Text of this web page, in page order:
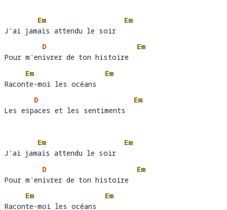
J'ai jam
Em
ais attendu le soir
Em
J'ai jamais attendu le soir
Pour m'en
D
ivrer de ton histoire
Em
Pour m'enivrer de ton histoire
Racon
Em
te-moi les océans
Em
Raconte-moi les océans
Les esp
D
aces et les sentiments
Em
Les espaces et les sentiments
J'ai jam
Em
ais attendu le soir
Em
J'ai jamais attendu le soir
Pour m'en
D
ivrer de ton histoire
Em
Pour m'enivrer de ton histoire
Em
Em
Raconte-moi les océans